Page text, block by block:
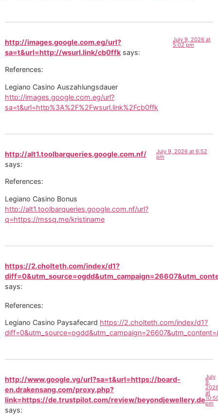
http://images.google.com.eg/url?
sa=t&url=http://wsurl.link/cb0ffk says:
July 9, 2026 at
5:02 pm
References:
Legiano Casino Auszahlungsdauer
http://images.google.com.eg/url?
sa=t&url=http%3A%2F%2Fwsurl.link%2Fcb0ffk
http://alt1.toolbarqueries.google.com.nf/
says:
July 9, 2026 at 6:52
pm
References:
Legiano Casino Bonus
http://alt1.toolbarqueries.google.com.nf/url?
q=https://mssq.me/kristiname
https://2.cholteth.com/index/d1?
says:
References:
Legiano Casino Paysafecard https://2.cholteth.com/index/d1?
http://www.google.vg/url?sa=t&url=https://board-
en.drakensang.com/proxy.php?
link=https://de.trustpilot.com/review/beyondjewellery.de
says:
July
9,
at
pm